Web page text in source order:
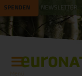
SPENDEN NEWSLETTER